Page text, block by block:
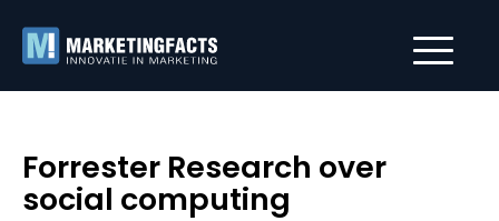
Forrester Research over
social computing